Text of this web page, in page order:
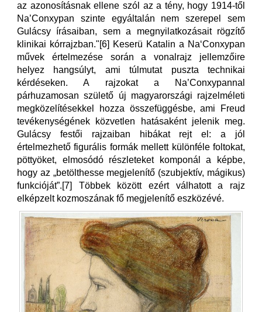
az azonosításnak ellene szól az a tény, hogy 1914-től
Na’Conxypan szinte egyáltalán nem szerepel sem
Gulácsy írásaiban, sem a megnyilatkozásait rögzítő
klinikai kórrajzban."[6] Keserü Katalin a Na‘Conxypan
művek értelmezése során a vonalrajz jellemzőire
helyez hangsúlyt, ami túlmutat puszta technikai
kérdéseken. A rajzokat a Na’Conxypannal
párhuzamosan születő új magyarországi rajzelméleti
megközelítésekkel hozza összefüggésbe, ami Freud
tevékenységének közvetlen hatásaként jelenik meg.
Gulácsy festői rajzaiban hibákat rejt el: a jól
értelmezhető figurális formák mellett különféle foltokat,
pöttyöket, elmosódó részleteket komponál a képbe,
hogy az „betölthesse megjelenítő (szubjektív, mágikus)
funkcióját”.[7] Többek között ezért válhatott a rajz
elképzelt kozmoszának fő megjelenítő eszközévé.